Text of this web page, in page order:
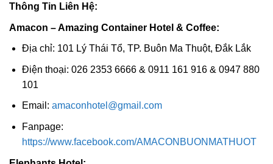
Thông Tin Liên Hệ:
Amacon – Amazing Container Hotel & Coffee:
Địa chỉ: 101 Lý Thái Tổ, TP. Buôn Ma Thuột, Đắk Lắk
Điện thoại: 026 2353 6666 & 0911 161 916 & 0947 880
101
Email: amaconhotel@gmail.com
Fanpage:
https://www.facebook.com/AMACONBUONMATHUOT